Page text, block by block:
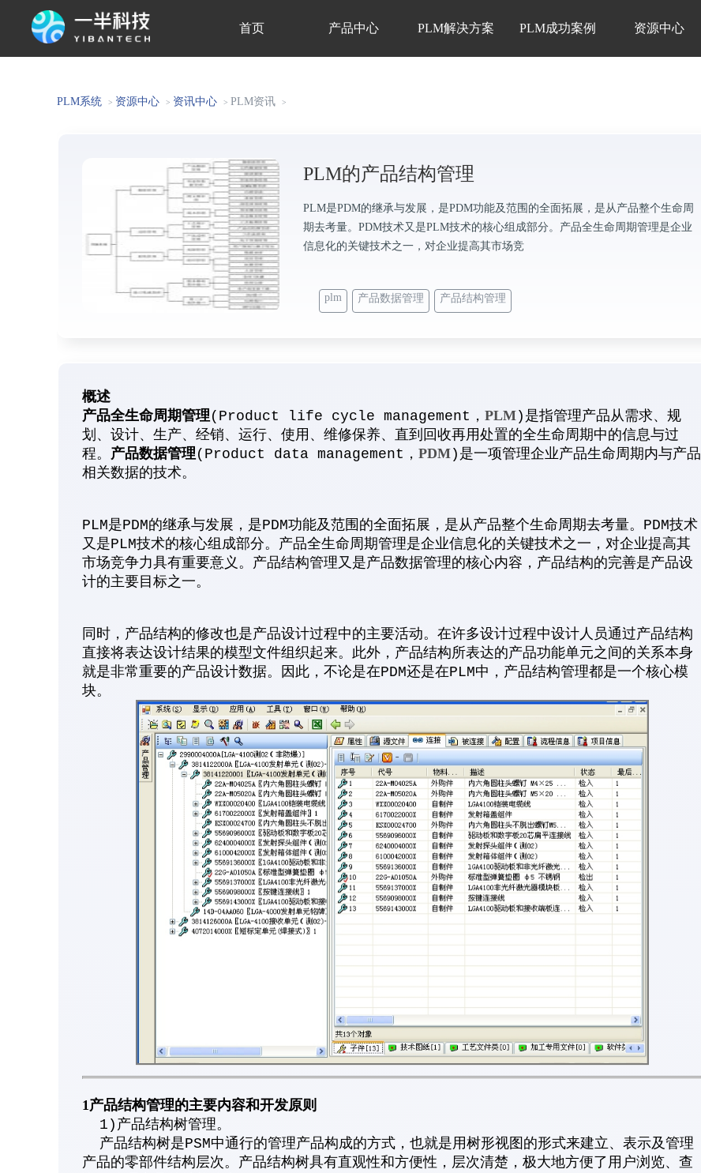
首页 产品中心 PLM解决方案 PLM成功案例 资源中心
PLM系统 > 资源中心 > 资讯中心 > PLM资讯 >
PLM的产品结构管理
PLM是PDM的继承与发展，是PDM功能及范围的全面拓展，是从产品整个生命周
期去考量。PDM技术又是PLM技术的核心组成部分。产品全生命周期管理是企业
信息化的关键技术之一，对企业提高其市场竞
plm 产品数据管理 产品结构管理
概述
产品全生命周期管理(Product life cycle management， PLM )是指管理产品从需求、规
划、设计、生产、经销、运行、使用、维修保养、直到回收再用处置的全生命周期中的信息与过
程。 产品数据管理(Product data management， PDM )是一项管理企业产品生命周期内与产品
相关数据的技术。
PLM是PDM的继承与发展，是PDM功能及范围的全面拓展，是从产品整个生命周期去考量。PDM技术
又是PLM技术的核心组成部分。产品全生命周期管理是企业信息化的关键技术之一，对企业提高其
市场竞争力具有重要意义。产品结构管理又是产品数据管理的核心内容，产品结构的完善是产品设
计的主要目标之一。
同时，产品结构的修改也是产品设计过程中的主要活动。在许多设计过程中设计人员通过产品结构
直接将表达设计结果的模型文件组织起来。此外，产品结构所表达的产品功能单元之间的关系本身
就是非常重要的产品设计数据。因此，不论是在PDM还是在PLM中，产品结构管理都是一个核心模
块。
1产品结构管理的主要内容和开发原则
1)产品结构树管理。
产品结构树是PSM中通行的管理产品构成的方式，也就是用树形视图的形式来建立、表示及管理
产品的零部件结构层次。产品结构树具有直观性和方便性，层次清楚，极大地方便了用户浏览、查